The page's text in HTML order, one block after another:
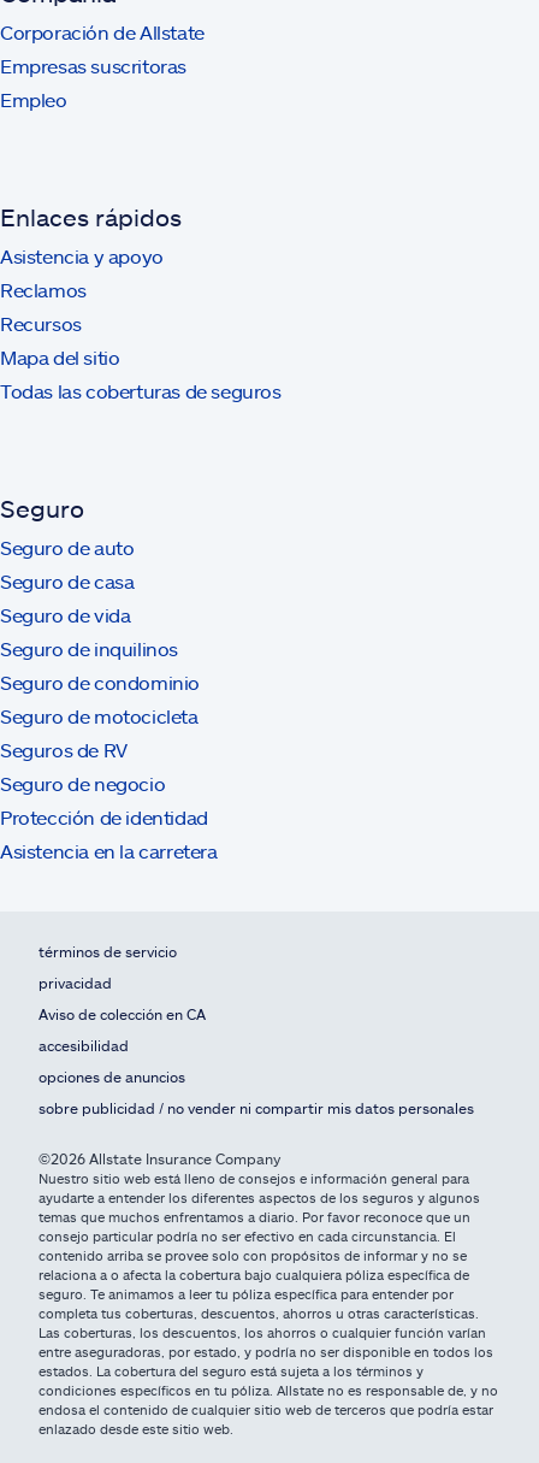
Corporación de Allstate
Empresas suscritoras
Empleo
Enlaces rápidos
Asistencia y apoyo
Reclamos
Recursos
Mapa del sitio
Todas las coberturas de seguros
Seguro
Seguro de auto
Seguro de casa
Seguro de vida
Seguro de inquilinos
Seguro de condominio
Seguro de motocicleta
Seguros de RV
Seguro de negocio
Protección de identidad
Asistencia en la carretera
términos de servicio
privacidad
Aviso de colección en CA
accesibilidad
opciones de anuncios
sobre publicidad / no vender ni compartir mis datos personales
©2026 Allstate Insurance Company
Nuestro sitio web está lleno de consejos e información general para
ayudarte a entender los diferentes aspectos de los seguros y algunos
temas que muchos enfrentamos a diario. Por favor reconoce que un
consejo particular podría no ser efectivo en cada circunstancia. El
contenido arriba se provee solo con propósitos de informar y no se
relaciona a o afecta la cobertura bajo cualquiera póliza específica de
seguro. Te animamos a leer tu póliza específica para entender por
completa tus coberturas, descuentos, ahorros u otras características.
Las coberturas, los descuentos, los ahorros o cualquier función varían
entre aseguradoras, por estado, y podría no ser disponible en todos los
estados. La cobertura del seguro está sujeta a los términos y
condiciones específicos en tu póliza. Allstate no es responsable de, y no
endosa el contenido de cualquier sitio web de terceros que podría estar
enlazado desde este sitio web.